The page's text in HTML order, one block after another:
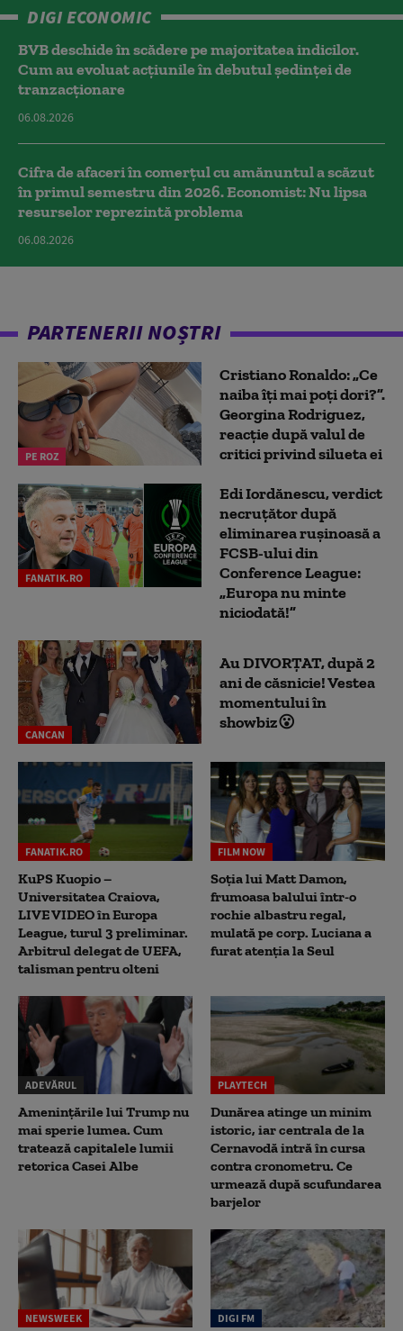
DIGI ECONOMIC
BVB deschide în scădere pe majoritatea indicilor.
Cum au evoluat acțiunile în debutul ședinței de
tranzacționare
06.08.2026
Cifra de afaceri în comerțul cu amănuntul a scăzut
în primul semestru din 2026. Economist: Nu lipsa
resurselor reprezintă problema
06.08.2026
PARTENERII NOȘTRI
PE ROZ
Cristiano Ronaldo: „Ce
naiba îți mai poți dori?”.
Georgina Rodriguez,
reacție după valul de
critici privind silueta ei
FANATIK.RO
Edi Iordănescu, verdict
necruțător după
eliminarea rușinoasă a
FCSB-ului din
Conference League:
„Europa nu minte
niciodată!”
CANCAN
Au DIVORȚAT, după 2
ani de căsnicie! Vestea
momentului în
showbiz😮
FANATIK.RO
KuPS Kuopio –
Universitatea Craiova,
LIVE VIDEO în Europa
League, turul 3 preliminar.
Arbitrul delegat de UEFA,
talisman pentru olteni
FILM NOW
Soția lui Matt Damon,
frumoasa balului într-o
rochie albastru regal,
mulată pe corp. Luciana a
furat atenția la Seul
ADEVĂRUL
Amenințările lui Trump nu
mai sperie lumea. Cum
tratează capitalele lumii
retorica Casei Albe
PLAYTECH
Dunărea atinge un minim
istoric, iar centrala de la
Cernavodă intră în cursa
contra cronometru. Ce
urmează după scufundarea
barjelor
NEWSWEEK DIGI FM